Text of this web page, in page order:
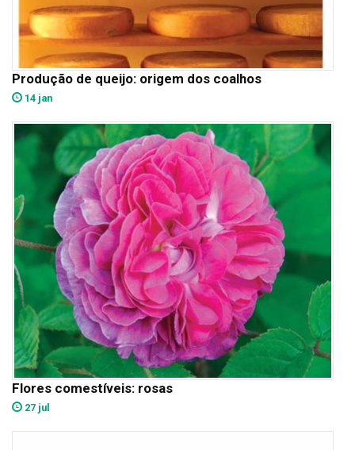
Produção de queijo: origem dos coalhos
14 jan
Flores comestíveis: rosas
27 jul